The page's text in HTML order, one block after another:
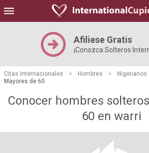
Afiliese Gratis
¡Conozca Solteros
Citas Internacionales > Hombres > Nigerianos
Mayores de 60
Conocer hombres
60 en warri